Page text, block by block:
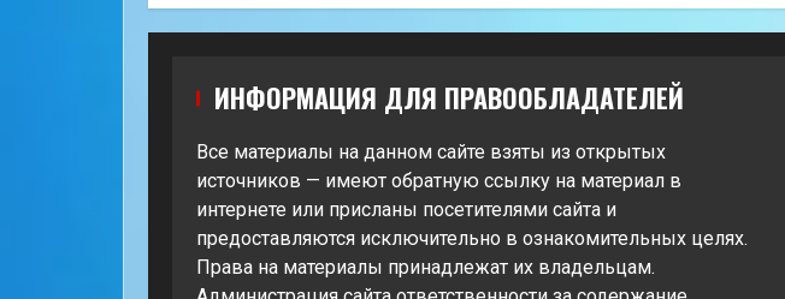
ИНФОРМАЦИЯ ДЛЯ ПРАВООБЛАДАТЕЛЕЙ
Все материалы на данном сайте взяты из открытых
источников — имеют обратную ссылку на материал в
интернете или присланы посетителями сайта и
предоставляются исключительно в ознакомительных целях.
Права на материалы принадлежат их владельцам.